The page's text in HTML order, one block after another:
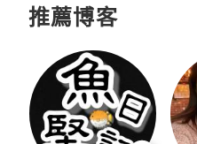
推薦博客